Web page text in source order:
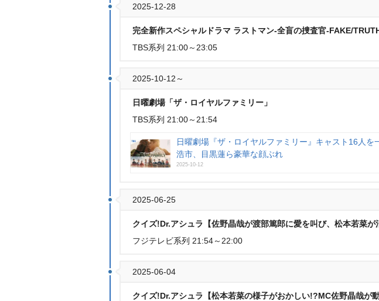
2025-12-28
完全新作スペシャルドラマ ラストマン-全盲の捜査官-FAKE/
TBS系列 21:00～23:05
2025-10-12～
日曜劇場「ザ・ロイヤルファミリー」
TBS系列 21:00～21:54
日曜劇場『ザ・ロイヤルファミリー』キャスト16人
浩市、目黒蓮ら豪華な顔ぶれ
2025-10-12
2025-06-25
クイズ!Dr.アシュラ【佐野晶哉が渡部篤郎に愛を叫び、松本若菜が
フジテレビ系列 21:54～22:00
2025-06-04
クイズ!Dr.アシュラ【松本若菜の様子がおかしい!?MC佐野晶哉が